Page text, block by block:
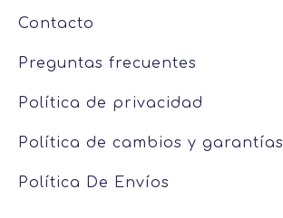
Contacto
Preguntas frecuentes
Política de privacidad
Política de cambios y garantías
Política De Envíos